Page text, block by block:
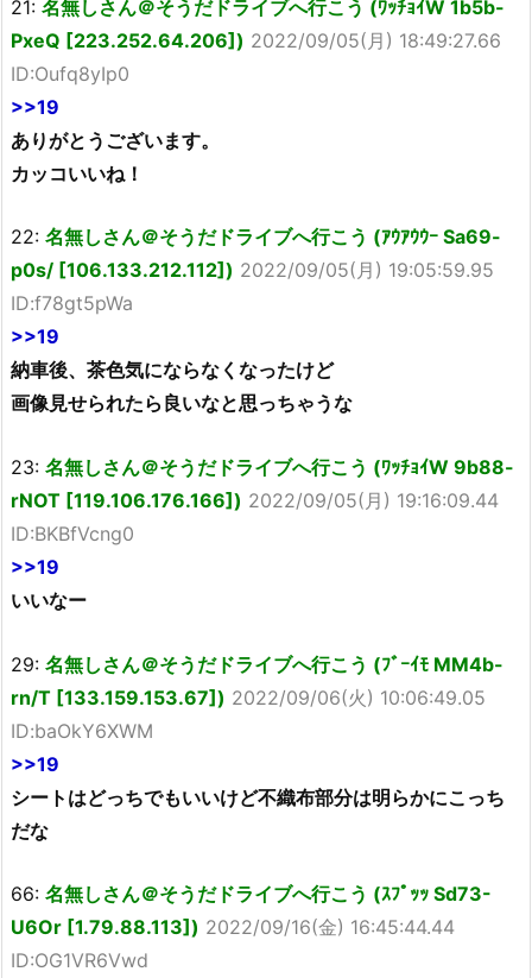
21: 名無しさん＠そうだドライブへ行こう (ﾜｯﾁｮｲW 1b5b-
PxeQ [223.252.64.206]) 2022/09/05(月) 18:49:27.66
ID:Oufq8yIp0
>>19
ありがとうございます。
カッコいいね！
22: 名無しさん＠そうだドライブへ行こう (ｱｳｱｳｳｰ Sa69-
p0s/ [106.133.212.112]) 2022/09/05(月) 19:05:59.95
ID:f78gt5pWa
>>19
納車後、茶色気にならなくなったけど
画像見せられたら良いなと思っちゃうな
23: 名無しさん＠そうだドライブへ行こう (ﾜｯﾁｮｲW 9b88-
rNOT [119.106.176.166]) 2022/09/05(月) 19:16:09.44
ID:BKBfVcng0
>>19
いいなー
29: 名無しさん＠そうだドライブへ行こう (ﾌﾞｰｲﾓ MM4b-
rn/T [133.159.153.67]) 2022/09/06(火) 10:06:49.05
ID:baOkY6XWM
>>19
シートはどっちでもいいけど不織布部分は明らかにこっち
だな
66: 名無しさん＠そうだドライブへ行こう (ｽﾌﾟｯｯ Sd73-
U6Or [1.79.88.113]) 2022/09/16(金) 16:45:44.44
ID:OG1VR6Vwd